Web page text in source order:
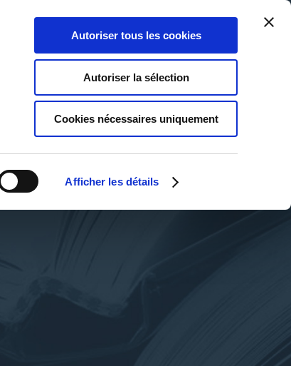
Afficher les détails
Autoriser tous les cookies
Autoriser la sélection
Cookies nécessaires uniquement
0
Panier
0
Ma liste
Connexion